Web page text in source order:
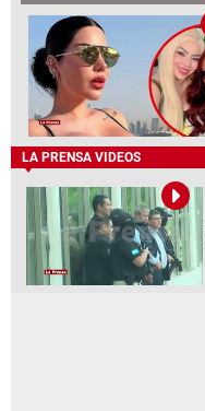
LA PRENSA VIDEOS